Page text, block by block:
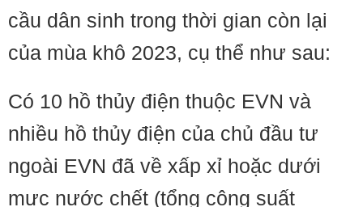
cầu dân sinh trong thời gian còn lại
của mùa khô 2023, cụ thể như sau:
Có 10 hồ thủy điện thuộc EVN và
nhiều hồ thủy điện của chủ đầu tư
ngoài EVN đã về xấp xỉ hoặc dưới
mực nước chết (tổng công suất